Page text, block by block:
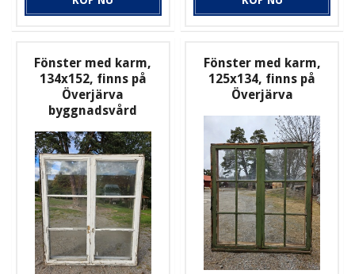
Fönster med karm,
134x152, finns på
Överjärva
byggnadsvård
Fönster med karm,
125x134, finns på
Överjärva